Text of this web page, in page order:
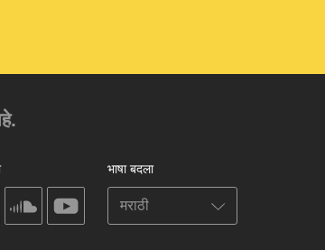
भाषा बदला
on
on
soundcloudyoutube